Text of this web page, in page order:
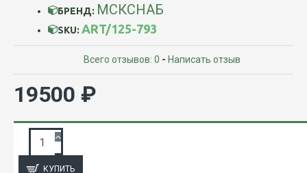
БРЕНД: МСКСНАБ
SKU: ART/125-793
Всего отзывов: 0 - Написать отзыв
19500 ₽
КУПИТЬ